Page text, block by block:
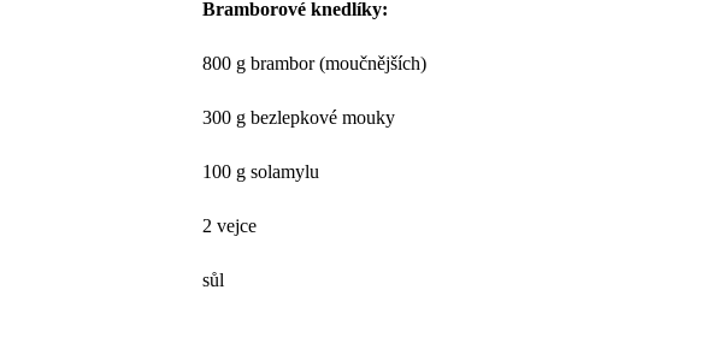
Bramborové knedlíky:
800 g brambor (moučnějších)
300 g bezlepkové mouky
100 g solamylu
2 vejce
sůl